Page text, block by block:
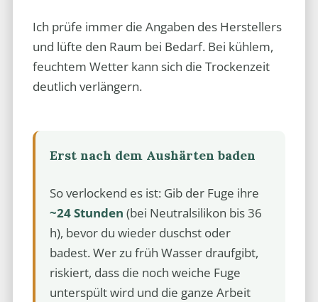
Ich prüfe immer die Angaben des Herstellers
und lüfte den Raum bei Bedarf. Bei kühlem,
feuchtem Wetter kann sich die Trockenzeit
deutlich verlängern.
Erst nach dem Aushärten baden
So verlockend es ist: Gib der Fuge ihre
~24 Stunden (bei Neutralsilikon bis 36
h), bevor du wieder duschst oder
badest. Wer zu früh Wasser draufgibt,
riskiert, dass die noch weiche Fuge
unterspült wird und die ganze Arbeit